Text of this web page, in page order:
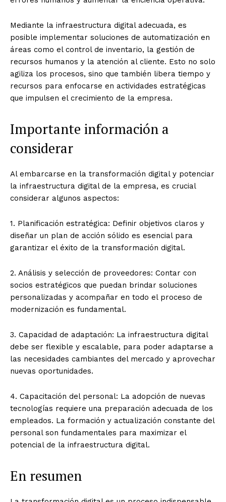
Mediante la infraestructura digital adecuada, es
posible implementar soluciones de automatización en
áreas como el control de inventario, la gestión de
recursos humanos y la atención al cliente. Esto no solo
agiliza los procesos, sino que también libera tiempo y
recursos para enfocarse en actividades estratégicas
que impulsen el crecimiento de la empresa.
Importante información a
considerar
Al embarcarse en la transformación digital y potenciar
la infraestructura digital de la empresa, es crucial
considerar algunos aspectos:
1. Planificación estratégica: Definir objetivos claros y
diseñar un plan de acción sólido es esencial para
garantizar el éxito de la transformación digital.
2. Análisis y selección de proveedores: Contar con
socios estratégicos que puedan brindar soluciones
personalizadas y acompañar en todo el proceso de
modernización es fundamental.
3. Capacidad de adaptación: La infraestructura digital
debe ser flexible y escalable, para poder adaptarse a
las necesidades cambiantes del mercado y aprovechar
nuevas oportunidades.
4. Capacitación del personal: La adopción de nuevas
tecnologías requiere una preparación adecuada de los
empleados. La formación y actualización constante del
personal son fundamentales para maximizar el
potencial de la infraestructura digital.
En resumen